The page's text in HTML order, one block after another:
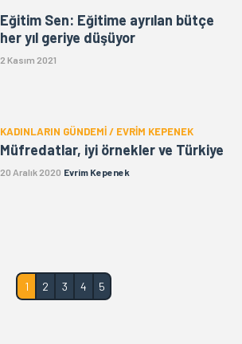
Eğitim Sen: Eğitime ayrılan bütçe
her yıl geriye düşüyor
2 Kasım 2021
KADINLARIN GÜNDEMİ / EVRİM KEPENEK
Müfredatlar, iyi örnekler ve Türkiye
20 Aralık 2020 Evrim Kepenek
1 2 3 4 5